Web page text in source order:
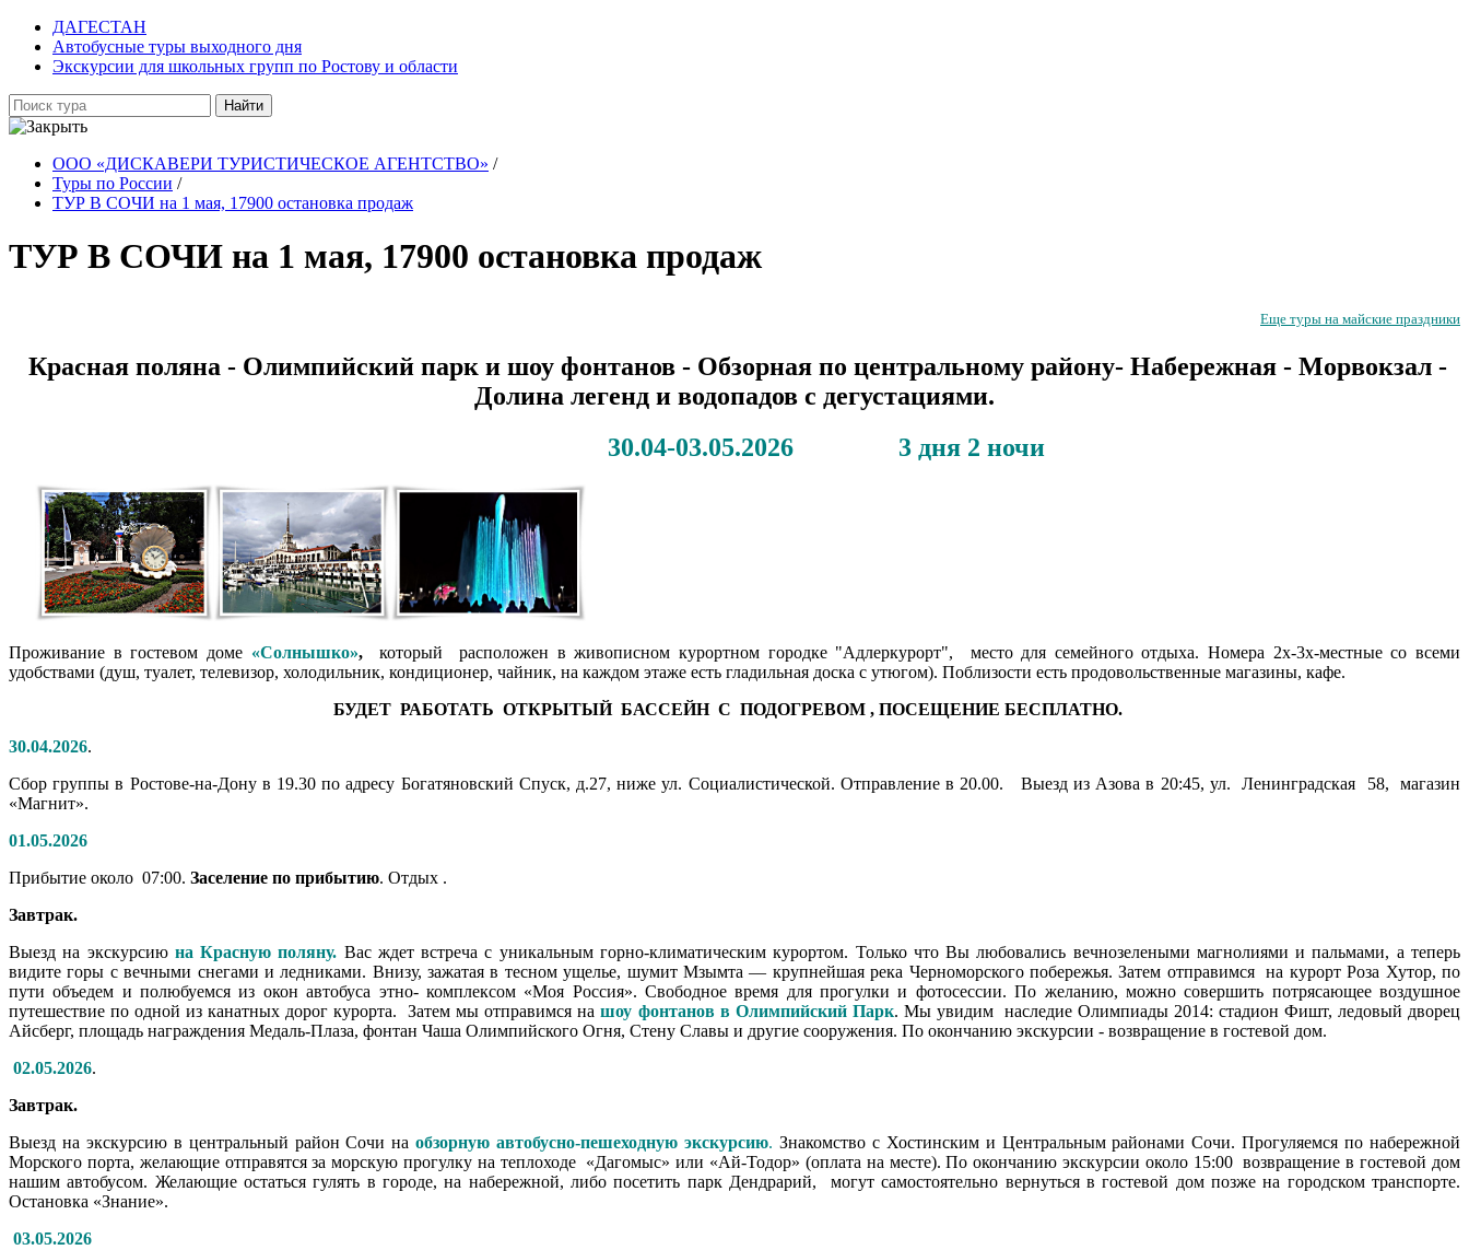
ДАГЕСТАН
Автобусные туры выходного дня
Экскурсии для школьных групп по Ростову и области
Найти
ООО «ДИСКАВЕРИ ТУРИСТИЧЕСКОЕ АГЕНТСТВО» /
Туры по России /
ТУР В СОЧИ на 1 мая, 17900 остановка продаж
ТУР В СОЧИ на 1 мая, 17900 остановка продаж
Еще туры на майские праздники
Красная поляна - Олимпийский парк и шоу фонтанов - Обзорная по центральному району- Набережная - Морвокзал -
Долина легенд и водопадов с дегустациями.
30.04-03.05.2026 3 дня 2 ночи
Проживание в гостевом доме «Солнышко»,который расположен в живописном курортном городке "Адлеркурорт", место для семейного отдыха. Номера 2х-3х-местные со всеми
удобствами (душ, туалет, телевизор, холодильник, кондиционер, чайник, на каждом этаже есть гладильная доска с утюгом). Поблизости есть продовольственные магазины, кафе.
БУДЕТ РАБОТАТЬ ОТКРЫТЫЙ БАССЕЙН С ПОДОГРЕВОМ , ПОСЕЩЕНИЕ БЕСПЛАТНО.
30.04.2026.
Сбор группы в Ростове-на-Дону в 19.30 по адресу Богатяновский Спуск, д.27, ниже ул. Социалистической. Отправление в 20.00. Выезд из Азова в 20:45, ул. Ленинградская 58, магазин
«Магнит».
01.05.2026
Прибытие около 07:00. Заселение по прибытию. Отдых .
Завтрак.
Выезд на экскурсию на Красную поляну. Вас ждет встреча с уникальным горно-климатическим курортом. Только что Вы любовались вечнозелеными магнолиями и пальмами, а теперь
видите горы с вечными снегами и ледниками. Внизу, зажатая в тесном ущелье, шумит Мзымта — крупнейшая река Черноморского побережья. Затем отправимся на курорт Роза Хутор, по
пути объедем и полюбуемся из окон автобуса этно- комплексом «Моя Россия». Свободное время для прогулки и фотосессии. По желанию, можно совершить потрясающее воздушное
путешествие по одной из канатных дорог курорта. Затем мы отправимся нашоу фонтанов в Олимпийский Парк. Мы увидим наследие Олимпиады 2014: стадион Фишт, ледовый дворец
Айсберг, площадь награждения Медаль-Плаза, фонтан Чаша Олимпийского Огня, Стену Славы и другие сооружения. По окончанию экскурсии - возвращение в гостевой дом.
02.05.2026.
Завтрак.
Выезд на экскурсию в центральный район Сочи наобзорную автобусно-пешеходную экскурсию. Знакомство с Хостинским и Центральным районами Сочи. Прогуляемся по набережной
Морского порта, желающие отправятся за морскую прогулку на теплоходе «Дагомыс» или «Ай-Тодор» (оплата на месте). По окончанию экскурсии около 15:00 возвращение в гостевой дом
нашим автобусом. Желающие остаться гулять в городе, на набережной, либо посетить парк Дендрарий, могут самостоятельно вернуться в гостевой дом позже на городском транспорте.
Остановка «Знание».
03.05.2026